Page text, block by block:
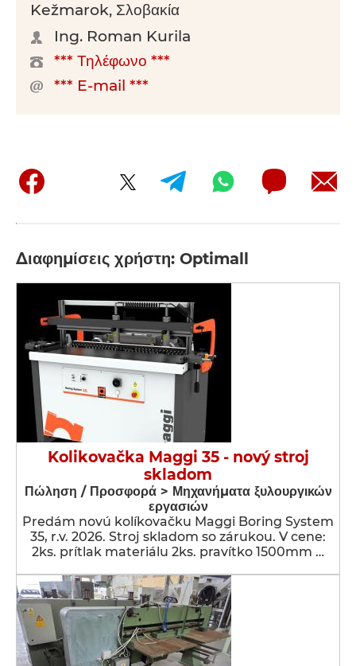
Kežmarok, Σλοβακία
Ing. Roman Kurila
*** Τηλέφωνο ***
*** E-mail ***
Διαφημίσεις χρήστη: Optimall
Kolikovačka Maggi 35 - nový stroj
skladom
Πώληση / Προσφορά > Μηχανήματα ξυλουργικών
εργασιών
Predám novú kolíkovačku Maggi Boring System
35, r.v. 2026. Stroj skladom so zárukou. V cene:
2ks. prítlak materiálu 2ks. pravítko 1500mm …